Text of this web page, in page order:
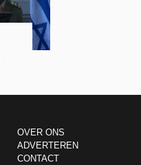
OVER ONS
ADVERTEREN
CONTACT